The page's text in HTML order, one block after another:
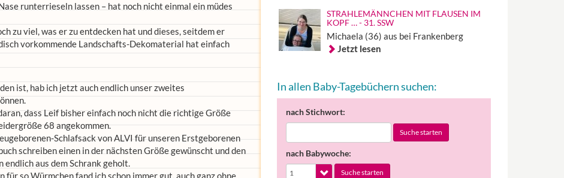
runterrieseln lassen – hat noch nicht einmal ein müdes
zu viel, was er zu entdecken hat und dieses, seitdem er
vorkommende Landschafts-Dekomaterial hat einfach
ist, hab ich jetzt auch endlich unser zweites
dass Leif bisher einfach noch nicht die richtige Größe
68 angekommen.
Schlafsack von ALVI für unseren Erstgeborenen
schreiben einen in der nächsten Größe gewünscht und den
endlich aus dem Schrank geholt.
für so Würmchen fand ich schon immer gut, auch ganz ohne
STRAHLEMÄNNCHEN MIT FLAUSEN IM
KOPF … - 31. SSW
Michaela (36) aus bei Frankenberg
Jetzt lesen
In allen Baby-Tagebüchern suchen:
nach Stichwort:
Suche starten
nach Babywoche:
Suche starten